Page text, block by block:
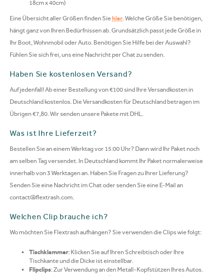
18cm x 40cm)
Eine Übersicht aller Größen finden Siehier . Welche Größe Sie benötigen,
hängt ganz von Ihren Bedürfnissen ab. Grundsätzlich passt jede Größe in
Ihr Boot, Wohnmobil oder Auto. Benötigen Sie Hilfe bei der Auswahl?
Fühlen Sie sich frei, uns eine Nachricht per Chat zu senden.
Haben Sie kostenlosen Versand?
Auf jedenfall! Ab einer Bestellung von €100 sind Ihre Versandkosten in
Deutschland kostenlos. Die Versandkosten für Deutschland betragen im
Übrigen €7,80. Wir senden unsere Pakete mit DHL.
Was ist Ihre Lieferzeit?
Bestellen Sie an einem Werktag vor 15:00 Uhr? Dann wird Ihr Paket noch
am selben Tag versendet. In Deutschland kommt Ihr Paket normalerweise
innerhalb von 3 Werktagen an. Haben Sie Fragen zu Ihrer Lieferung?
Senden Sie eine Nachricht im Chat oder senden Sie eine E-Mail an
contact@flextrash.com
Welchen Clip brauche ich?
Wo möchten Sie Flextrash aufhängen? Sie verwenden die Clips wie folgt:
Tischklammer: Klicken Sie auf Ihren Schreibtisch oder Ihre
Tischkante und die Dicke ist einstellbar.
Flipclips: Zur Verwendung an den Metall-Kopfstützen Ihres Autos.